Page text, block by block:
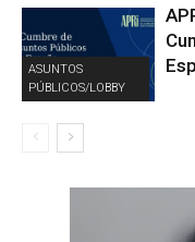
ASUNTOS
PÚBLICOS/LOBBY